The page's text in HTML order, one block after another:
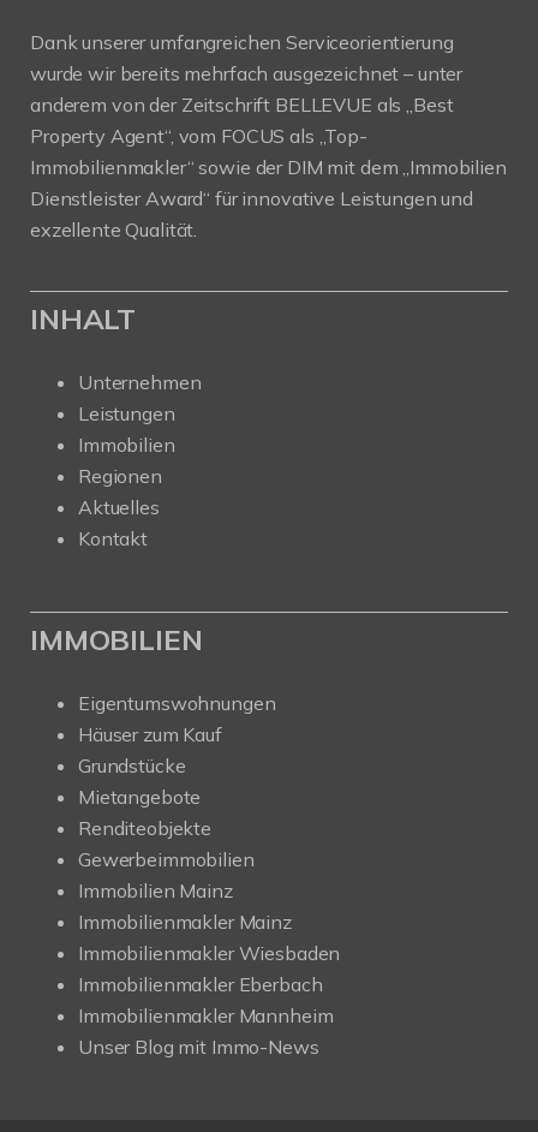
Dank unserer umfangreichen Serviceorientierung
wurde wir bereits mehrfach ausgezeichnet – unter
anderem von der Zeitschrift BELLEVUE als „Best
Property Agent“, vom FOCUS als „Top-
Immobilienmakler“ sowie der DIM mit dem „Immobilien
Dienstleister Award“ für innovative Leistungen und
exzellente Qualität.
INHALT
Unternehmen
Leistungen
Immobilien
Regionen
Aktuelles
Kontakt
IMMOBILIEN
Eigentumswohnungen
Häuser zum Kauf
Grundstücke
Mietangebote
Renditeobjekte
Gewerbeimmobilien
Immobilien Mainz
Immobilienmakler Mainz
Immobilienmakler Wiesbaden
Immobilienmakler Eberbach
Immobilienmakler Mannheim
Unser Blog mit Immo-News